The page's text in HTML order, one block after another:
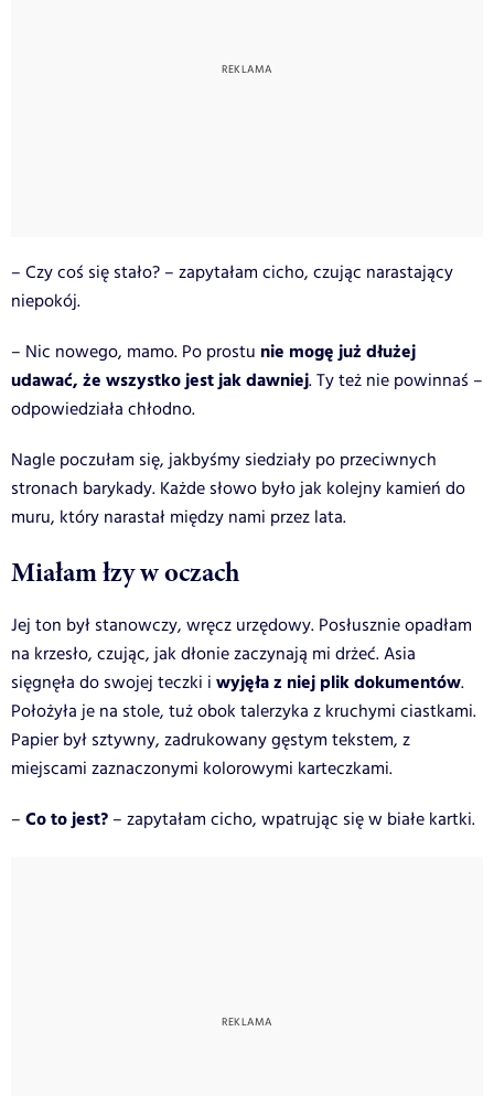
– Czy coś się stało? – zapytałam cicho, czując narastający
niepokój.
– Nic nowego, mamo. Po prostu nie mogę już dłużej
udawać, że wszystko jest jak dawniej. Ty też nie powinnaś –
odpowiedziała chłodno.
Nagle poczułam się, jakbyśmy siedziały po przeciwnych
stronach barykady. Każde słowo było jak kolejny kamień do
muru, który narastał między nami przez lata.
Miałam łzy w oczach
Jej ton był stanowczy, wręcz urzędowy. Posłusznie opadłam
na krzesło, czując, jak dłonie zaczynają mi drżeć. Asia
sięgnęła do swojej teczki i wyjęła z niej plik dokumentów.
Położyła je na stole, tuż obok talerzyka z kruchymi ciastkami.
Papier był sztywny, zadrukowany gęstym tekstem, z
miejscami zaznaczonymi kolorowymi karteczkami.
– Co to jest? – zapytałam cicho, wpatrując się w białe kartki.